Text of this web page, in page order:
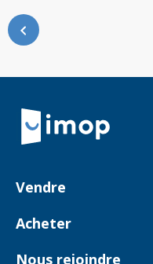
Retour à la navigation principale
Vendre
Comment ça marche ?
Acheter
Biens en vente
Nous rejoindre